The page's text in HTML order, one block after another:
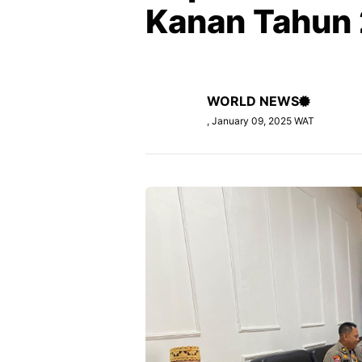
Kanan
WORLD NEWS
, January 09, 2025 WAT